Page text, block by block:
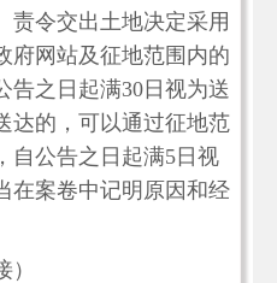
责令交出土地决定采用
府网站及征地范围内的
告之日起满30日视为送
达的，可以通过征地范
自公告之日起满5日视
在案卷中记明原因和经